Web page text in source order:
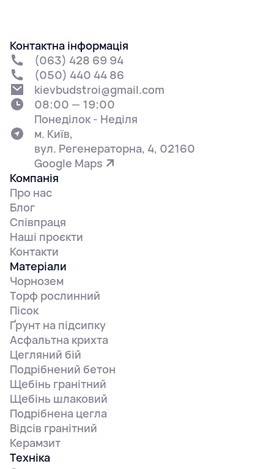
Компанія
Про нас
Блог
Співпраця
Наші проєкти
Контакти
Контактна інформація
(063) 428 69 94
(050) 440 44 86
kievbudstroi@gmail.com
08:00 — 19:00
Понеділок - Неділя
м. Київ,
вул. Регенераторна, 4, 02160
Google Maps
Матеріали
Чорнозем
Торф рослинний
Пісок
Ґрунт на підсипку
Асфальтна крихта
Цегляний бій
Подрібнений бетон
Щебінь гранітний
Щебінь шлаковий
Подрібнена цегла
Відсів гранітний
Керамзит
Техніка